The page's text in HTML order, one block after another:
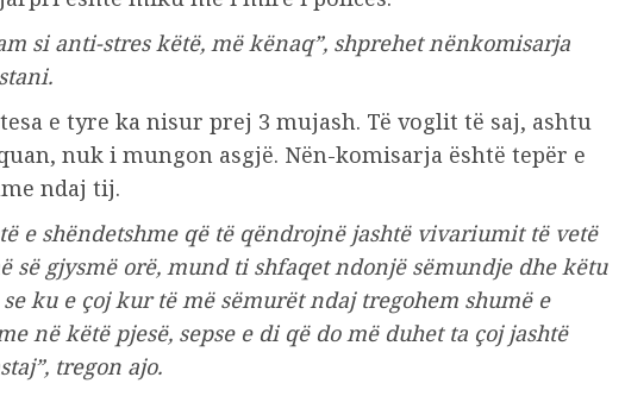
si anti-stres këtë, më kënaq”, shprehet nënkomisarja
e tyre ka nisur prej 3 mujash. Të voglit të saj, ashtu
nuk i mungon asgjë. Nën-komisarja është tepër e
ndaj tij.
e shëndetshme që të qëndrojnë jashtë vivariumit të vetë
së gjysmë orë, mund ti shfaqet ndonjë sëmundje dhe këtu
ku e çoj kur të më sëmurët ndaj tregohem shumë e
në këtë pjesë, sepse e di që do më duhet ta çoj jashtë
tregon ajo.